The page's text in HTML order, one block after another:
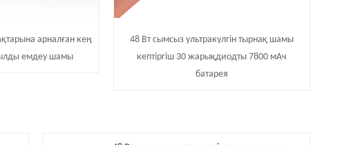
арналған кең
емдеу шамы
48 Вт сымсыз ультракүлгін тырнақ шамы
кептіргіш 30 жарықдиодты 7800 мАч
батарея